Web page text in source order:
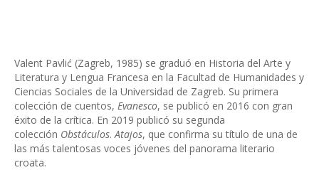
Valent Pavlić (Zagreb, 1985) se graduó en Historia del Arte y
Literatura y Lengua Francesa en la Facultad de Humanidades y
Ciencias Sociales de la Universidad de Zagreb. Su primera
colección de cuentos, Evanesco, se publicó en 2016 con gran
éxito de la crítica. En 2019 publicó su segunda
colección Obstáculos. Atajos, que confirma su título de una de
las más talentosas voces jóvenes del panorama literario
croata.